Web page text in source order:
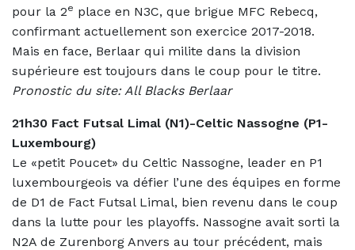
pour la 2e place en N3C, que brigue MFC Rebecq,
confirmant actuellement son exercice 2017-2018.
Mais en face, Berlaar qui milite dans la division
supérieure est toujours dans le coup pour le titre.
Pronostic du site: All Blacks Berlaar
21h30 Fact Futsal Limal (N1)-Celtic Nassogne (P1-
Luxembourg)
Le «petit Poucet» du Celtic Nassogne, leader en P1
luxembourgeois va défier l’une des équipes en forme
de D1 de Fact Futsal Limal, bien revenu dans le coup
dans la lutte pour les playoffs. Nassogne avait sorti la
N2A de Zurenborg Anvers au tour précédent, mais